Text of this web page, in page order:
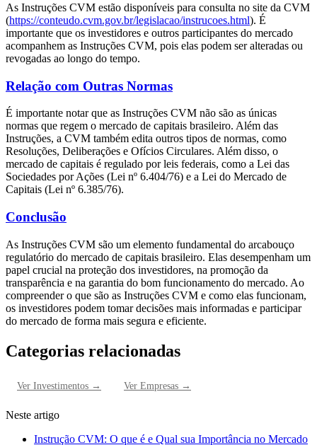
As Instruções CVM estão disponíveis para consulta no site da CVM
(https://conteudo.cvm.gov.br/legislacao/instrucoes.html). É
importante que os investidores e outros participantes do mercado
acompanhem as Instruções CVM, pois elas podem ser alteradas ou
revogadas ao longo do tempo.
Relação com Outras Normas
É importante notar que as Instruções CVM não são as únicas
normas que regem o mercado de capitais brasileiro. Além das
Instruções, a CVM também edita outros tipos de normas, como
Resoluções, Deliberações e Ofícios Circulares. Além disso, o
mercado de capitais é regulado por leis federais, como a Lei das
Sociedades por Ações (Lei nº 6.404/76) e a Lei do Mercado de
Capitais (Lei nº 6.385/76).
Conclusão
As Instruções CVM são um elemento fundamental do arcabouço
regulatório do mercado de capitais brasileiro. Elas desempenham um
papel crucial na proteção dos investidores, na promoção da
transparência e na garantia do bom funcionamento do mercado. Ao
compreender o que são as Instruções CVM e como elas funcionam,
os investidores podem tomar decisões mais informadas e participar
do mercado de forma mais segura e eficiente.
Categorias relacionadas
Ver Investimentos → Ver Empresas →
Neste artigo
Instrução CVM: O que é e Qual sua Importância no Mercado